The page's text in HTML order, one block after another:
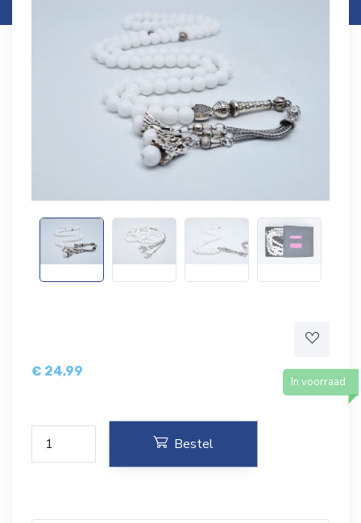
€ 24,99
In voorraad
Bestel